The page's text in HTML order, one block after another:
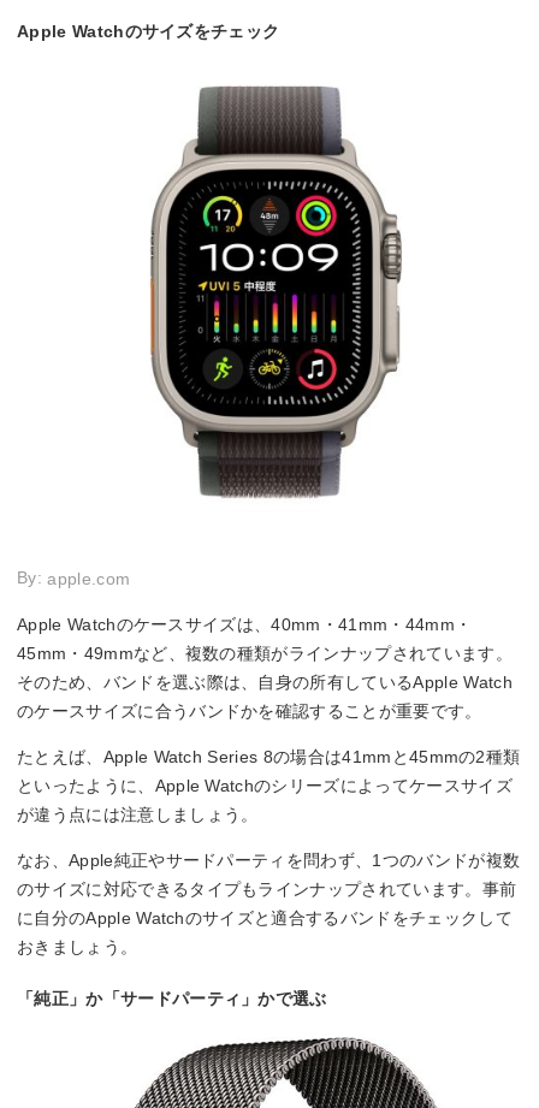
Apple Watchのサイズをチェック
By:apple.com
Apple Watchのケースサイズは、40mm・41mm・44mm・
45mm・49mmなど、複数の種類がラインナップされています。
そのため、バンドを選ぶ際は、自身の所有しているApple Watch
のケースサイズに合うバンドかを確認することが重要です。
たとえば、Apple Watch Series 8の場合は41mmと45mmの2種類
といったように、Apple Watchのシリーズによってケースサイズ
が違う点には注意しましょう。
なお、Apple純正やサードパーティを問わず、1つのバンドが複数
のサイズに対応できるタイプもラインナップされています。事前
に自分のApple Watchのサイズと適合するバンドをチェックして
おきましょう。
「純正」か「サードパーティ」かで選ぶ